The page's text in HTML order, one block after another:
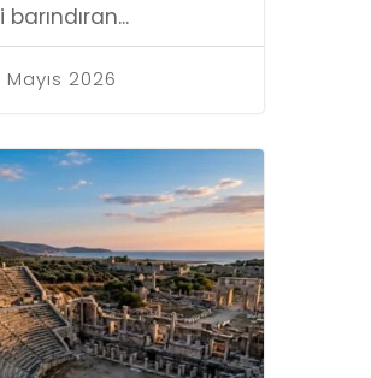
Mayıs 2026
barındıran...